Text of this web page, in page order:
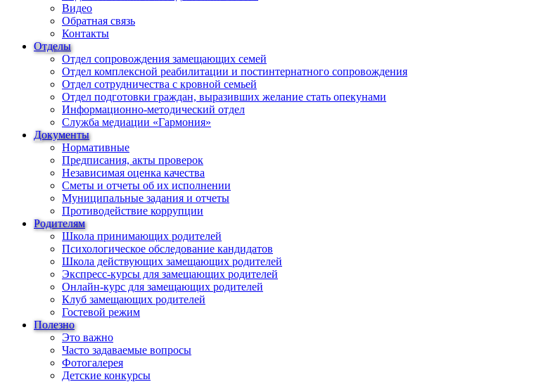
Видео
Обратная связь
Контакты
Отделы
Отдел сопровождения замещающих семей
Отдел комплексной реабилитации и постинтернатного сопровождения
Отдел сотрудничества с кровной семьей
Отдел подготовки граждан, выразивших желание стать опекунами
Информационно-методический отдел
Служба медиации «Гармония»
Документы
Нормативные
Предписания, акты проверок
Независимая оценка качества
Сметы и отчеты об их исполнении
Муниципальные задания и отчеты
Противодействие коррупции
Родителям
Школа принимающих родителей
Психологическое обследование кандидатов
Школа действующих замещающих родителей
Экспресс-курсы для замещающих родителей
Онлайн-курс для замещающих родителей
Клуб замещающих родителей
Гостевой режим
Полезно
Это важно
Часто задаваемые вопросы
Фотогалерея
Детские конкурсы